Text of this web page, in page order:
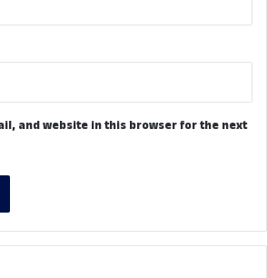
and website in this browser for the next